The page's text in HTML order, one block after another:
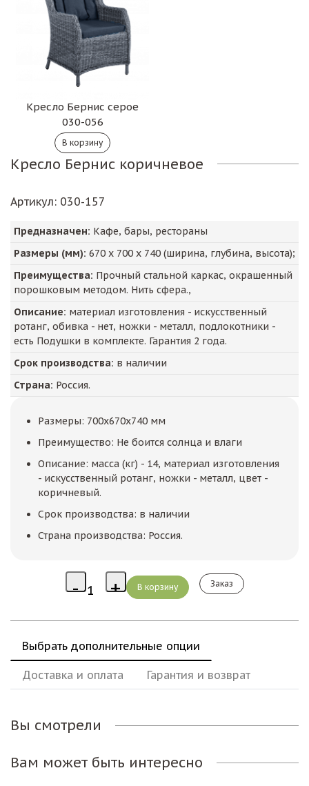
Кресло Бернис серое
030-056
Кресло Бернис коричневое
Артикул: 030-157
Предназначен: Кафе, бары, рестораны
Размеры (мм): 670 х 700 х 740 (ширина, глубина, высота);
Преимущества: Прочный стальной каркас, окрашенный
порошковым методом. Нить сфера.,
Описание: материал изготовления - искусственный
ротанг, обивка - нет, ножки - металл, подлокотники -
есть Подушки в комплекте. Гарантия 2 года.
Срок производства: в наличии
Страна: Россия.
Размеры: 700x670x740 мм
Преимущество: Не боится солнца и влаги
Описание: масса (кг) - 14, материал изготовления
- искусственный ротанг, ножки - металл, цвет -
коричневый.
Срок производства: в наличии
Страна производства: Россия.
Заказ
Выбрать дополнительные опции
Доставка и оплата Гарантия и возврат
Вы смотрели
Вам может быть интересно